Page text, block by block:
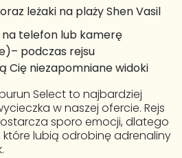
leżaki na plaży Shen Vasil
telefon lub kamerę
podczas rejsu
Cię niezapomniane widoki
Select to najbardziej
w naszej ofercie. Rejs
sporo emocji, dlatego
lubią odrobinę adrenaliny